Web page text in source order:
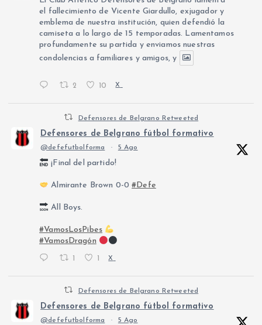
el fallecimiento de Vicente Giardullo, exjugador y
emblema de nuestra institución, quien defendió la
camiseta a lo largo de 15 temporadas. Lamentamos
profundamente su partida y enviamos nuestras
condolencias a familiares y amigos, y
2 10 X
Defensores de Belgrano Retweeted
Defensores de Belgrano fútbol formativo
@defefutbolforma · 5 Ago
¡Final del partido!
Almirante Brown 0-0#Defe
All Boys.
#VamosLosPibes
#VamosDragón
X
Defensores de Belgrano Retweeted
Defensores de Belgrano fútbol formativo
@defefutbolforma · 5 Ago